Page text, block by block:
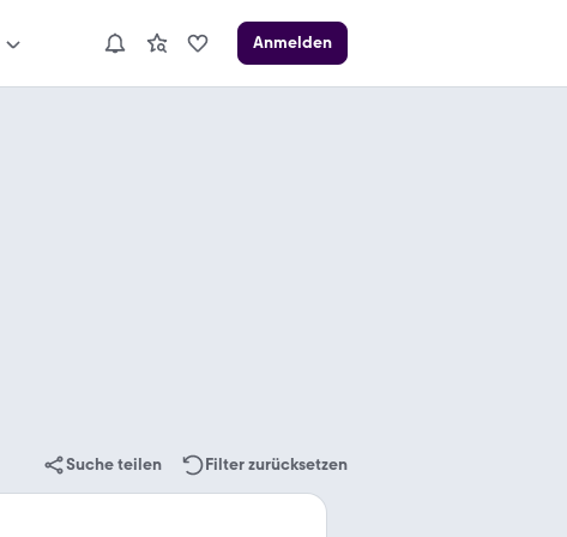
Anmelden
Suche teilen Filter zurücksetzen